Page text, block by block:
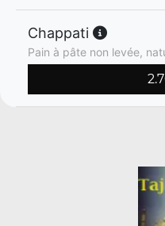
Chappati
Pain à pâte non levée,